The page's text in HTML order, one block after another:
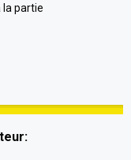
la partie